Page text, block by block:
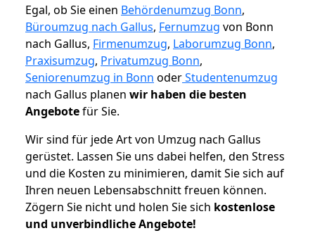
Egal, ob Sie einen Behördenumzug Bonn,
Büroumzug nach Gallus, Fernumzug von Bonn
nach Gallus, Firmenumzug, Laborumzug Bonn,
Praxisumzug, Privatumzug Bonn,
Seniorenumzug in Bonn oderStudentenumzug
nach Gallus planen wir haben die besten
Angebotefür Sie.
Wir sind für jede Art von Umzug nach Gallus
gerüstet. Lassen Sie uns dabei helfen, den Stress
und die Kosten zu minimieren, damit Sie sich auf
Ihren neuen Lebensabschnitt freuen können.
Zögern Sie nicht und holen Sie sich kostenlose
und unverbindliche Angebote!